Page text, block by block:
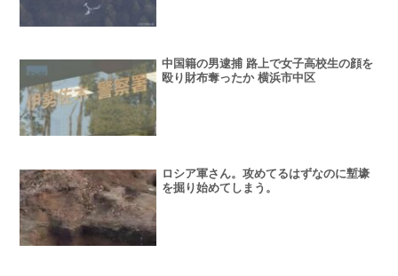
中国籍の男逮捕 路上で女子高校生の顔を
殴り財布奪ったか 横浜市中区
ロシア軍さん。攻めてるはずなのに塹壕
を掘り始めてしまう。